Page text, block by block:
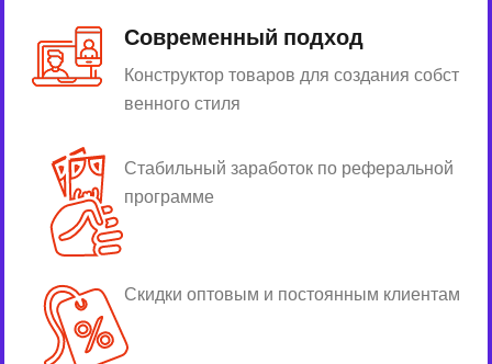
Современный подход
Конструктор товаров для создания собст
венного стиля
Стабильный заработок по реферальной
программе
Скидки оптовым и постоянным клиентам